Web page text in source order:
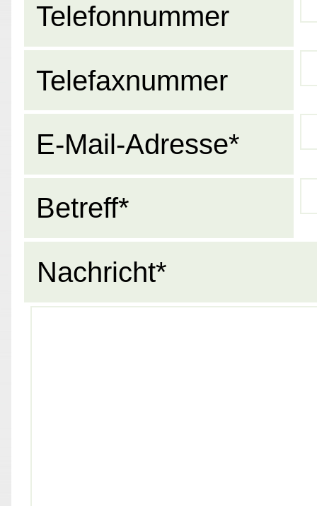
Telefonnummer
Telefaxnummer
E-Mail-Adresse*
Betreff*
Nachricht*